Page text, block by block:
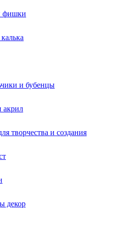
фишки
и бубенцы
акрил
творчества и создания
декор